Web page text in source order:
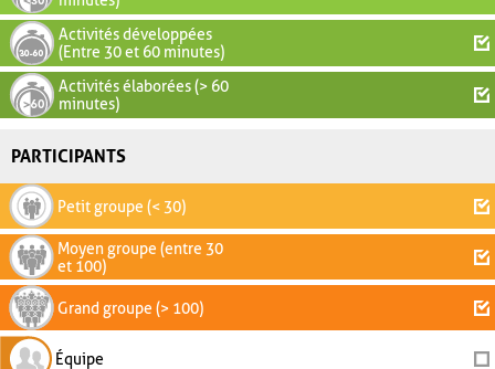
Activités développées
(Entre 30 et 60 minutes)
Activités élaborées (> 60
minutes)
PARTICIPANTS
Petit groupe (< 30)
Moyen groupe (entre 30
et 100)
Grand groupe (> 100)
Équipe